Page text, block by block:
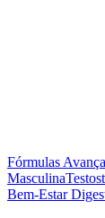
Fórmulas
Masculina
Bem-Estar